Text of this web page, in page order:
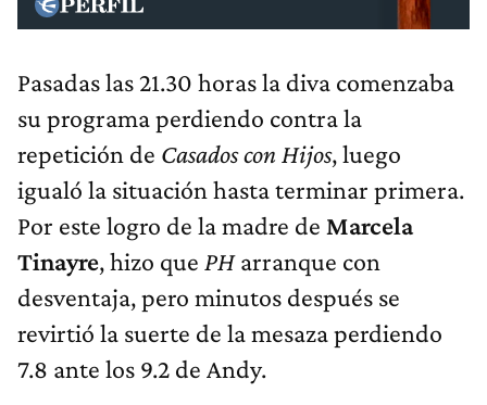
Pasadas las 21.30 horas la diva comenzaba
su programa perdiendo contra la
repetición de Casados con Hijos, luego
igualó la situación hasta terminar primera.
Por este logro de la madre de Marcela
Tinayre, hizo que PHarranque con
desventaja, pero minutos después se
revirtió la suerte de la mesaza perdiendo
7.8 ante los 9.2 de Andy.